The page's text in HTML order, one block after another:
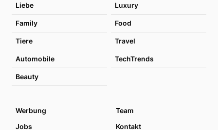
Liebe Luxury
Family Food
Tiere Travel
Automobile TechTrends
Beauty
Werbung
Team
Jobs
Kontakt